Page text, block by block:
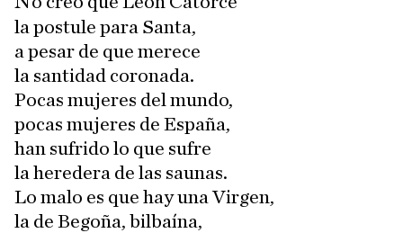
la postule para Santa,
a pesar de que merece
la santidad coronada.
Pocas mujeres del mundo,
pocas mujeres de España,
han sufrido lo que sufre
la heredera de las saunas.
Lo malo es que hay una Virgen,
la de Begoña, bilbaína,